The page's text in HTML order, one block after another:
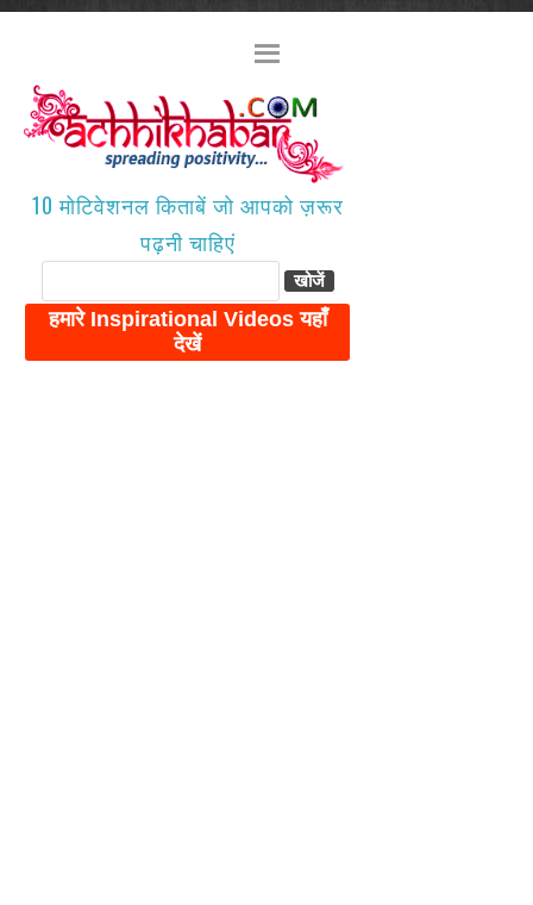
10 मोटिवेशनल किताबें जो आपको ज़रूर
पढ़नी चाहिएं